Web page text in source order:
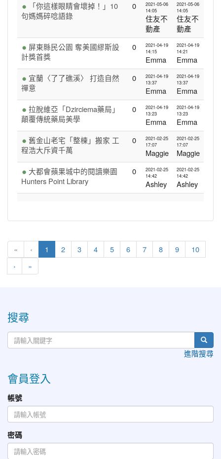
「你這樣眼睛會壞掉！」10
句媽媽碎唸語錄
0
2021-05-06
14:05
住友不
動產
2021-05-06
14:05
住友不
動產
屏東縣民公園 奪美國繆斯設
計獎首獎
0
2021-04-19
14:15
Emma
2021-04-19
14:21
Emma
宜蘭〈了了礁溪〉 打造自然
禪意
0
2021-04-19
13:37
Emma
2021-04-19
13:37
Emma
拉脫維亞「Dzirciema藥局」
顛覆傳統藥局美學
0
2021-04-19
13:23
Emma
2021-04-19
13:23
Emma
舊金山老宅「整棟」搬家 工
程浩大斥資千萬
0
2021-02-25
17:07
Maggie
2021-02-25
17:07
Maggie
大都會蘋果城中的閱讀樂園
Hunters Point Library
0
2021-02-25
14:42
Ashley
2021-02-25
14:42
Ashley
« ‹ 1 (current)
2 3 4 5 6 7 8 9
10
›
»
搜尋
進階搜尋
會員登入
帳號
密碼